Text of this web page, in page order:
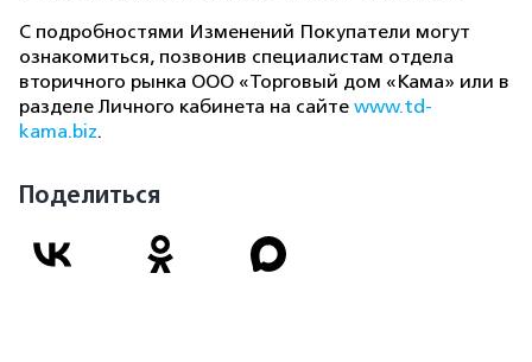
С подробностями Изменений Покупатели могут
ознакомиться, позвонив специалистам отдела
вторичного рынка ООО «Торговый дом «Кама» или в
разделе Личного кабинета на сайте www.td-
kama.biz.
Поделиться